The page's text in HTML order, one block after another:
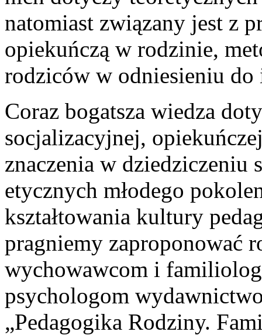
natomiast związany jest z
opiekuńczą w rodzinie,
rodziców w odniesieniu do
Coraz bogatsza wiedza
socjalizacyjnej,
znaczenia w dziedziczeniu
etycznych młodego
kształtowania kultury
pragniemy zaproponować
wychowawcom i
psychologom
„Pedagogika Rodziny.